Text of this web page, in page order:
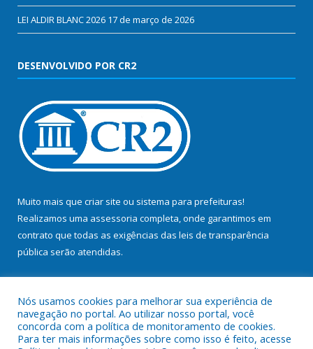
LEI ALDIR BLANC 2026 17 de março de 2026
DESENVOLVIDO POR CR2
Muito mais que criar site ou sistema para prefeituras!
Realizamos uma assessoria completa, onde garantimos em
contrato que todas as exigências das leis de transparência
pública serão atendidas.
Nós usamos cookies para melhorar sua experiência de
navegação no portal. Ao utilizar nosso portal, você
concorda com a política de monitoramento de cookies.
Para ter mais informações sobre como isso é feito, acesse